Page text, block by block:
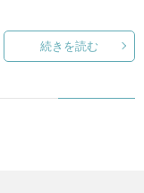
続きを読む